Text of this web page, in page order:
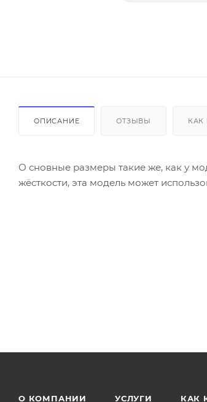
ОПИСАНИЕ ОТЗЫВЫ КАК
О сновные размеры такие же, как у
жёсткости, эта модель может
О КОМПАНИИ УСЛУГИ КАК